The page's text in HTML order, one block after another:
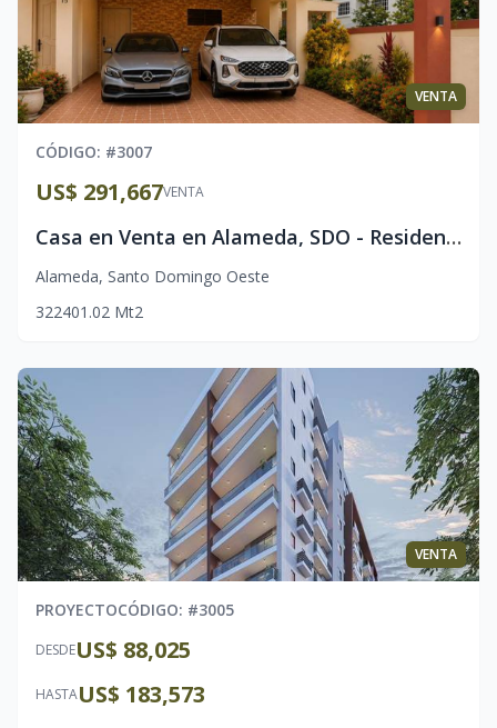
VENTA
CÓDIGO: #3007
VENTA
US$ 291,667
Casa en Venta en Alameda, SDO - Residencial Almendra II
Alameda, Santo Domingo Oeste
322401.02 Mt2
VENTA
PROYECTOCÓDIGO: #3005
DESDEUS$ 88,025
HASTAUS$ 183,573